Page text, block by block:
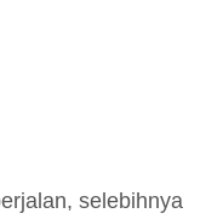
selebihnya